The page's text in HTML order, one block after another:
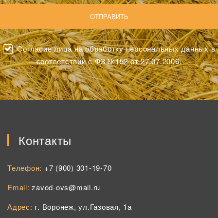
Согласие лица на обработку персональных данных в
соответствии с ФЗ №152 от 27.07.2006.
Контакты
Телефон: +7 (900) 301-19-70
Email:zavod-ovs@mail.ru
Адрес: г. Воронеж, ул.Газовая, 1а